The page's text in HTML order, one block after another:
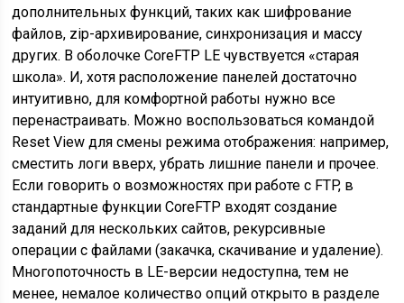
дополнительных функций, таких как шифрование
файлов, zip-архивирование, синхронизация и массу
других. В оболочке CoreFTP LE чувствуется «старая
школа». И, хотя расположение панелей достаточно
интуитивно, для комфортной работы нужно все
перенастраивать. Можно воспользоваться командой
Reset View для смены режима отображения: например,
сместить логи вверх, убрать лишние панели и прочее.
Если говорить о возможностях при работе с FTP, в
стандартные функции CoreFTP входят создание
заданий для нескольких сайтов, рекурсивные
операции с файлами (закачка, скачивание и удаление).
Многопоточность в LE-версии недоступна, тем не
менее, немалое количество опций открыто в разделе